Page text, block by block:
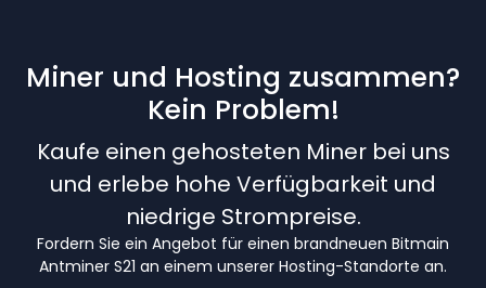
Miner und Hosting zusammen?
Kein Problem!
Kaufe einen gehosteten Miner bei uns
und erlebe hohe Verfügbarkeit und
niedrige Strompreise.
Fordern Sie ein Angebot für einen brandneuen Bitmain
Antminer S21 an einem unserer Hosting-Standorte an.